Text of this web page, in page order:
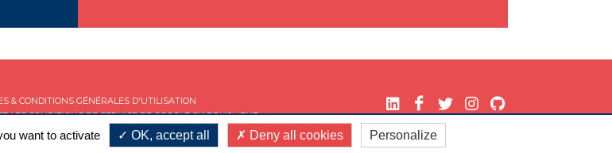
& CONDITIONS GÉNÉRALES D'UTILISATION
LESCONDITIONS DE SERVICEDE GOOGLE S'APPLIQUENT.
want to activate OK, accept all Deny all cookies Personalize